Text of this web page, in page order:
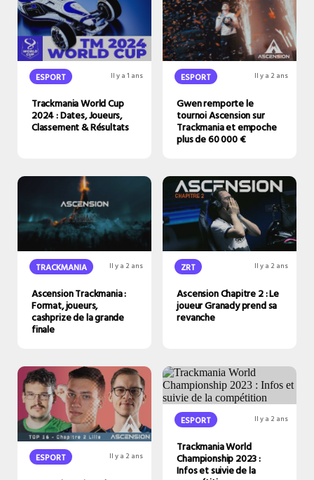
ESPORT Il y a 1 ans
Trackmania World Cup
2024 : Dates, Joueurs,
Classement & Résultats
ESPORT Il y a 2 ans
Gwen remporte le
tournoi Ascension sur
Trackmania et empoche
plus de 60 000 €
TRACKMANIA Il y a 2 ans
Ascension Trackmania :
Format, joueurs,
cashprize de la grande
finale
ZRT Il y a 2 ans
Ascension Chapitre 2 : Le
joueur Granady prend sa
revanche
ESPORT Il y a 2 ans
ESPORT Il y a 2 ans
Trackmania World
Championship 2023 :
Infos et suivie de la